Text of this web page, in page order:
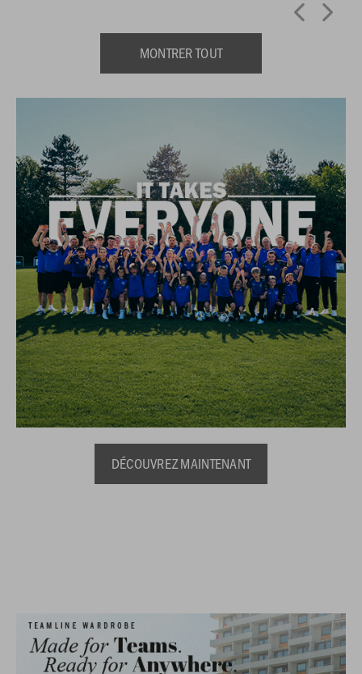
MONTRER TOUT
DÉCOUVREZ MAINTENANT